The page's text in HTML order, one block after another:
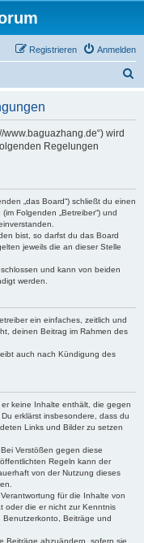
Anmelden
Registrieren
www.baguazhang.de“) wird
Regelungen
„das Board“) schließt du einen
Folgenden „Betreiber“) und
bist, so darfst du das Board
jeweils die an dieser Stelle
und kann von beiden
werden.
ein einfaches, zeitlich und
deinen Beitrag im Rahmen des
auch nach Kündigung des
keine Inhalte enthält, die gegen
erklärst insbesondere, dass du
Links und Bilder zu setzen
Verstößen gegen diese
Regeln kann der
von der Nutzung dieses
für die Inhalte von
oder die er nicht zur Kenntnis
Beiträge und
Beiträge abzuändern, sofern sie